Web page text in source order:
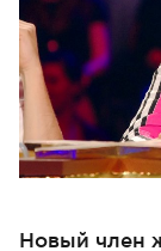
Новый член